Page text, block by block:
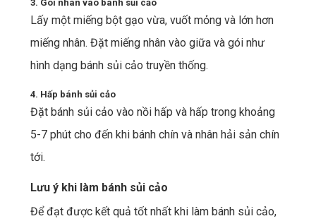
3. Gói nhân vào bánh sủi cảo
Lấy một miếng bột gạo vừa, vuốt mỏng và lớn hơn
miếng nhân. Đặt miếng nhân vào giữa và gói như
hình dạng bánh sủi cảo truyền thống.
4. Hấp bánh sủi cảo
Đặt bánh sủi cảo vào nồi hấp và hấp trong khoảng
5-7 phút cho đến khi bánh chín và nhân hải sản chín
tới.
Lưu ý khi làm bánh sủi cảo
Để đạt được kết quả tốt nhất khi làm bánh sủi cảo,